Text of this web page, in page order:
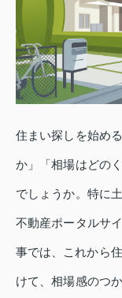
住まい探しを始め
か」「相場はどの
でしょうか。特に
不動産ポータルサ
事では、これから
けて、相場感のつ